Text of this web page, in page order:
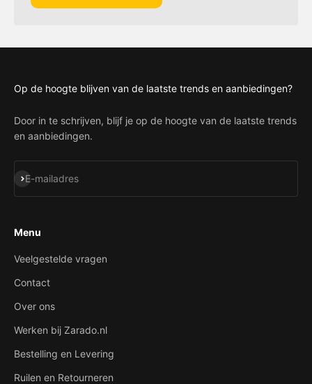
Op de hoogte blijven van de laatste trends en aanbiedingen?
Door in te schrijven, blijf je op de hoogte van de laatste trends
en aanbiedingen.
E-mailadres
Abonneren
Menu
Veelgestelde vragen
Contact
Over ons
Werken bij Zarado.nl
Bestelling en Levering
Ruilen en Retourneren